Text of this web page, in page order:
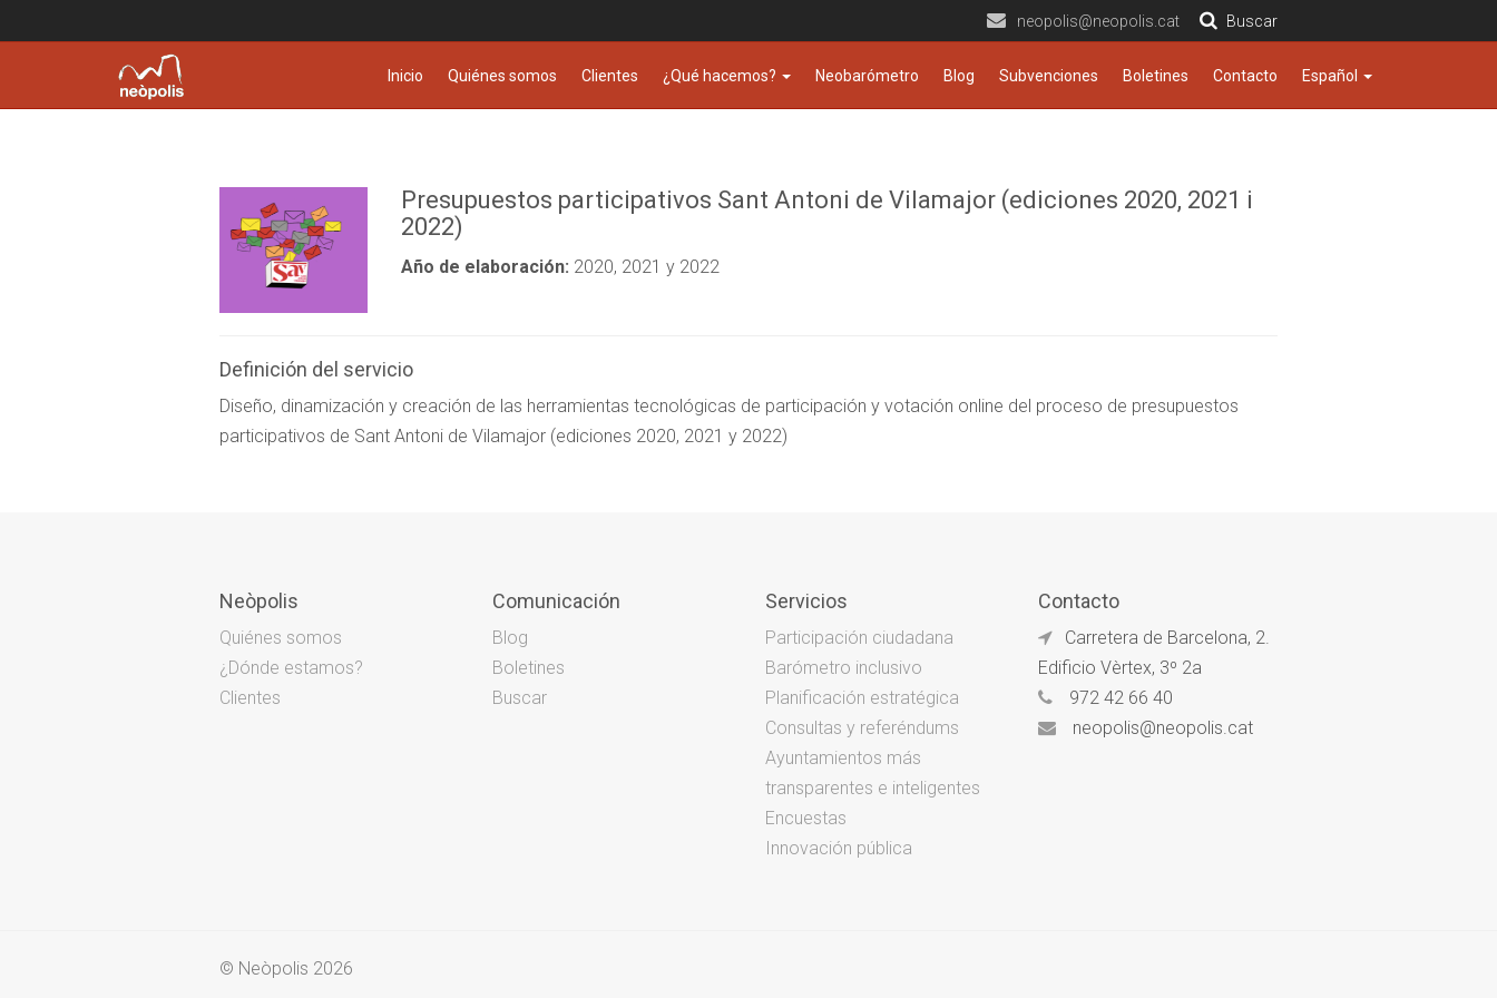
neopolis@neopolis.cat Buscar
Inicio Quiénes somos Clientes ¿Qué hacemos? Neobarómetro Blog Subvenciones Boletines Contacto Español
Presupuestos participativos Sant Antoni de Vilamajor (ediciones 2020, 2021 i
2022)
Año de elaboración: 2020, 2021 y 2022
Definición del servicio
Diseño, dinamización y creación de las herramientas tecnológicas de participación y votación online del proceso de presupuestos
participativos de Sant Antoni de Vilamajor (ediciones 2020, 2021 y 2022)
Neòpolis
Quiénes somos
¿Dónde estamos?
Clientes
Comunicación
Blog
Boletines
Buscar
Servicios
Participación ciudadana
Barómetro inclusivo
Planificación estratégica
Consultas y referéndums
Ayuntamientos más
transparentes e inteligentes
Encuestas
Innovación pública
Contacto
Carretera de Barcelona, 2.
Edificio Vèrtex, 3º 2a
972 42 66 40
neopolis@neopolis.cat
© Neòpolis 2026